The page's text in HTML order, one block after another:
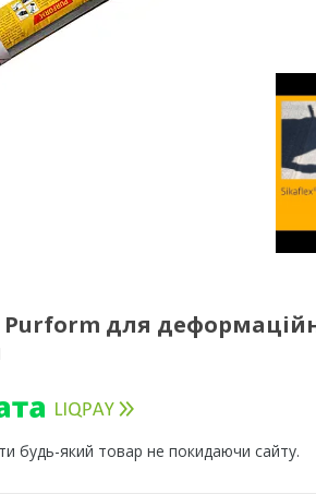
Purform для
будь-який товар не покидаючи сайту.